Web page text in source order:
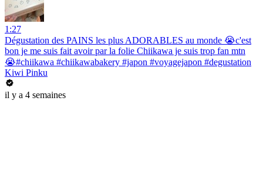
1:27
Dégustation des PAINS les plus ADORABLES au monde 😭c'est
bon je me suis fait avoir par la folie Chiikawa je suis trop fan mtn
😭#chiikawa #chiikawabakery #japon #voyagejapon #degustation
Kiwi Pinku
il y a 4 semaines